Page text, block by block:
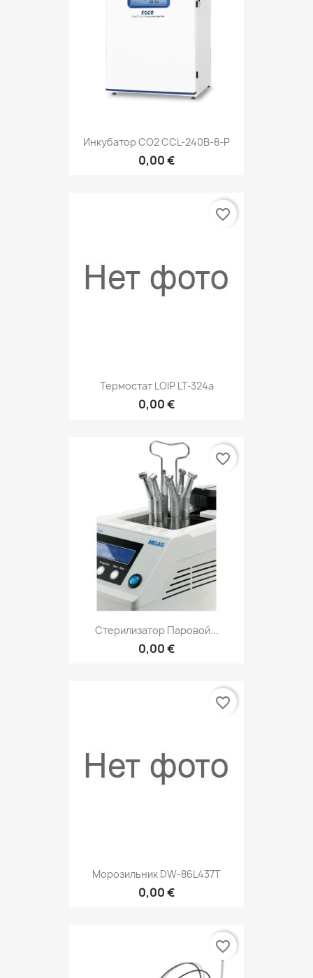
Инкубатор СО2 CCL-240B-8-P
0,00 €
Термостат LOIP LT-324a
0,00 €
favorite_border
Стерилизатор Паровой...
0,00 €
favorite_border
Морозильник DW-86L437T
0,00 €
favorite_border
favorite_border